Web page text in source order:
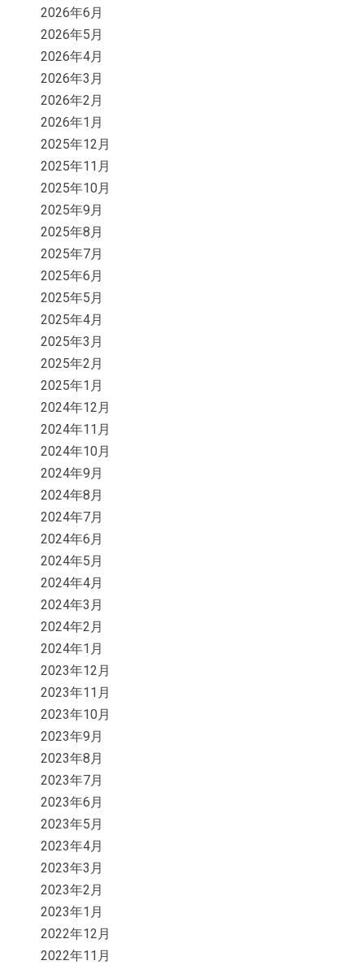
2026年6月
2026年5月
2026年4月
2026年3月
2026年2月
2026年1月
2025年12月
2025年11月
2025年10月
2025年9月
2025年8月
2025年7月
2025年6月
2025年5月
2025年4月
2025年3月
2025年2月
2025年1月
2024年12月
2024年11月
2024年10月
2024年9月
2024年8月
2024年7月
2024年6月
2024年5月
2024年4月
2024年3月
2024年2月
2024年1月
2023年12月
2023年11月
2023年10月
2023年9月
2023年8月
2023年7月
2023年6月
2023年5月
2023年4月
2023年3月
2023年2月
2023年1月
2022年12月
2022年11月